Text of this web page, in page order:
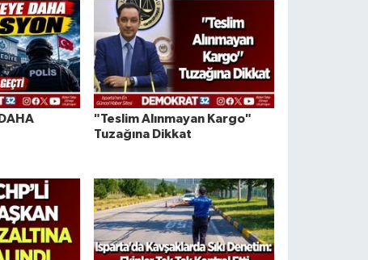
"Teslim Alınmayan Kargo"
Tuzağına Dikkat